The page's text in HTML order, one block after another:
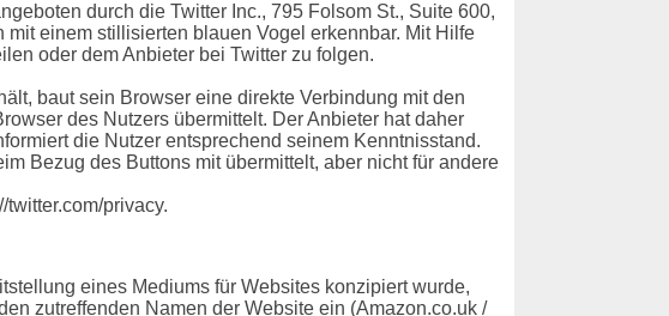
durch die Twitter Inc., 795 Folsom St., Suite 600,
einem stillisierten blauen Vogel erkennbar. Mit Hilfe
oder dem Anbieter bei Twitter zu folgen.
baut sein Browser eine direkte Verbindung mit den
des Nutzers übermittelt. Der Anbieter hat daher
die Nutzer entsprechend seinem Kenntnisstand.
Bezug des Buttons mit übermittelt, aber nicht für andere
privacy.
eines Mediums für Websites konzipiert wurde,
zutreffenden Namen der Website ein (Amazon.co.uk /